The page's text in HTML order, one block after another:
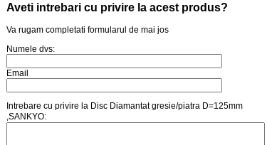
Aveti intrebari cu privire la acest produs?
Va rugam completati formularul de mai jos
Numele dvs:
Email
Intrebare cu privire la Disc Diamantat gresie/piatra D=125mm
,SANKYO: